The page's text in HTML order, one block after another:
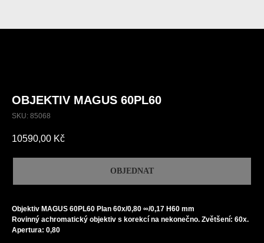
OBJEKTIV MAGUS 60PL60
SKU: 85068
10590,00 Kč
OBJEDNAT
Objektiv MAGUS 60PL60 Plan 60х/0,80 ∞/0,17 H60 mm
Rovinný achromatický objektiv s korekcí na nekonečno. Zvětšení: 60x.
Apertura: 0,80